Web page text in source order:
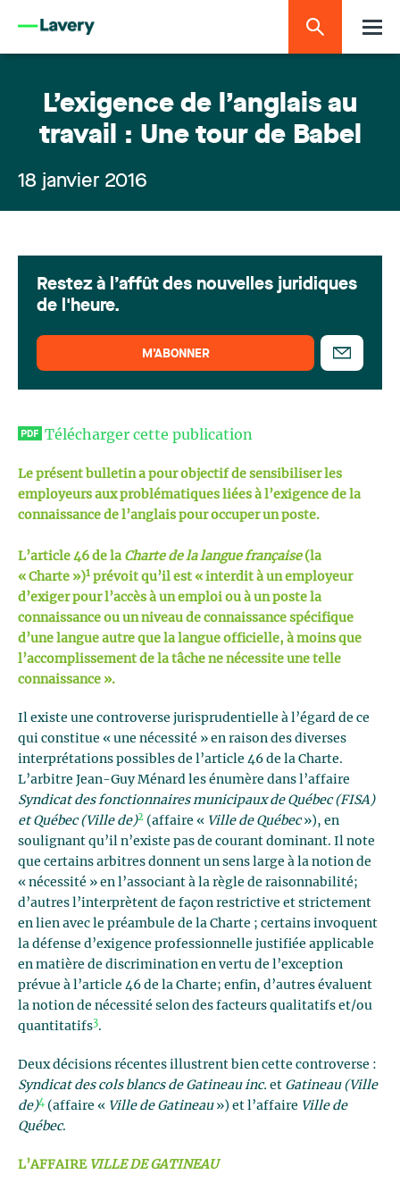
L’exigence de l’anglais au
travail : Une tour de Babel
18 janvier 2016
Télécharger cette publication
Le présent bulletin a pour objectif de sensibiliser les
employeurs aux problématiques liées à l’exigence de la
connaissance de l’anglais pour occuper un poste.
L’article 46 de la Charte de la langue française(la
« Charte »)1 prévoit qu’il est « interdit à un employeur
d’exiger pour l’accès à un emploi ou à un poste la
connaissance ou un niveau de connaissance spécifique
d’une langue autre que la langue officielle, à moins que
l’accomplissement de la tâche ne nécessite une telle
connaissance ».
Il existe une controverse jurisprudentielle à l’égard de ce
qui constitue « une nécessité » en raison des diverses
interprétations possibles de l’article 46 de la Charte.
L’arbitre Jean-Guy Ménard les énumère dans l’affaire
Syndicat des fonctionnaires municipaux de Québec (FISA)
et Québec (Ville de)2 (affaire « Ville de Québec»), en
soulignant qu’il n’existe pas de courant dominant. Il note
que certains arbitres donnent un sens large à la notion de
« nécessité » en l’associant à la règle de raisonnabilité;
d’autres l’interprètent de façon restrictive et strictement
en lien avec le préambule de la Charte ; certains invoquent
la défense d’exigence professionnelle justifiée applicable
en matière de discrimination en vertu de l’exception
prévue à l’article 46 de la Charte; enfin, d’autres évaluent
la notion de nécessité selon des facteurs qualitatifs et/ou
quantitatifs3.
Deux décisions récentes illustrent bien cette controverse :
Syndicat des cols blancs de Gatineau inc. et Gatineau (Ville
de)4 (affaire « Ville de Gatineau») et l’affaire Ville de
Québec.
L’AFFAIRE VILLE DE GATINEAU
Restez à l’affût des nouvelles juridiques
de l'heure.
M’ABONNER